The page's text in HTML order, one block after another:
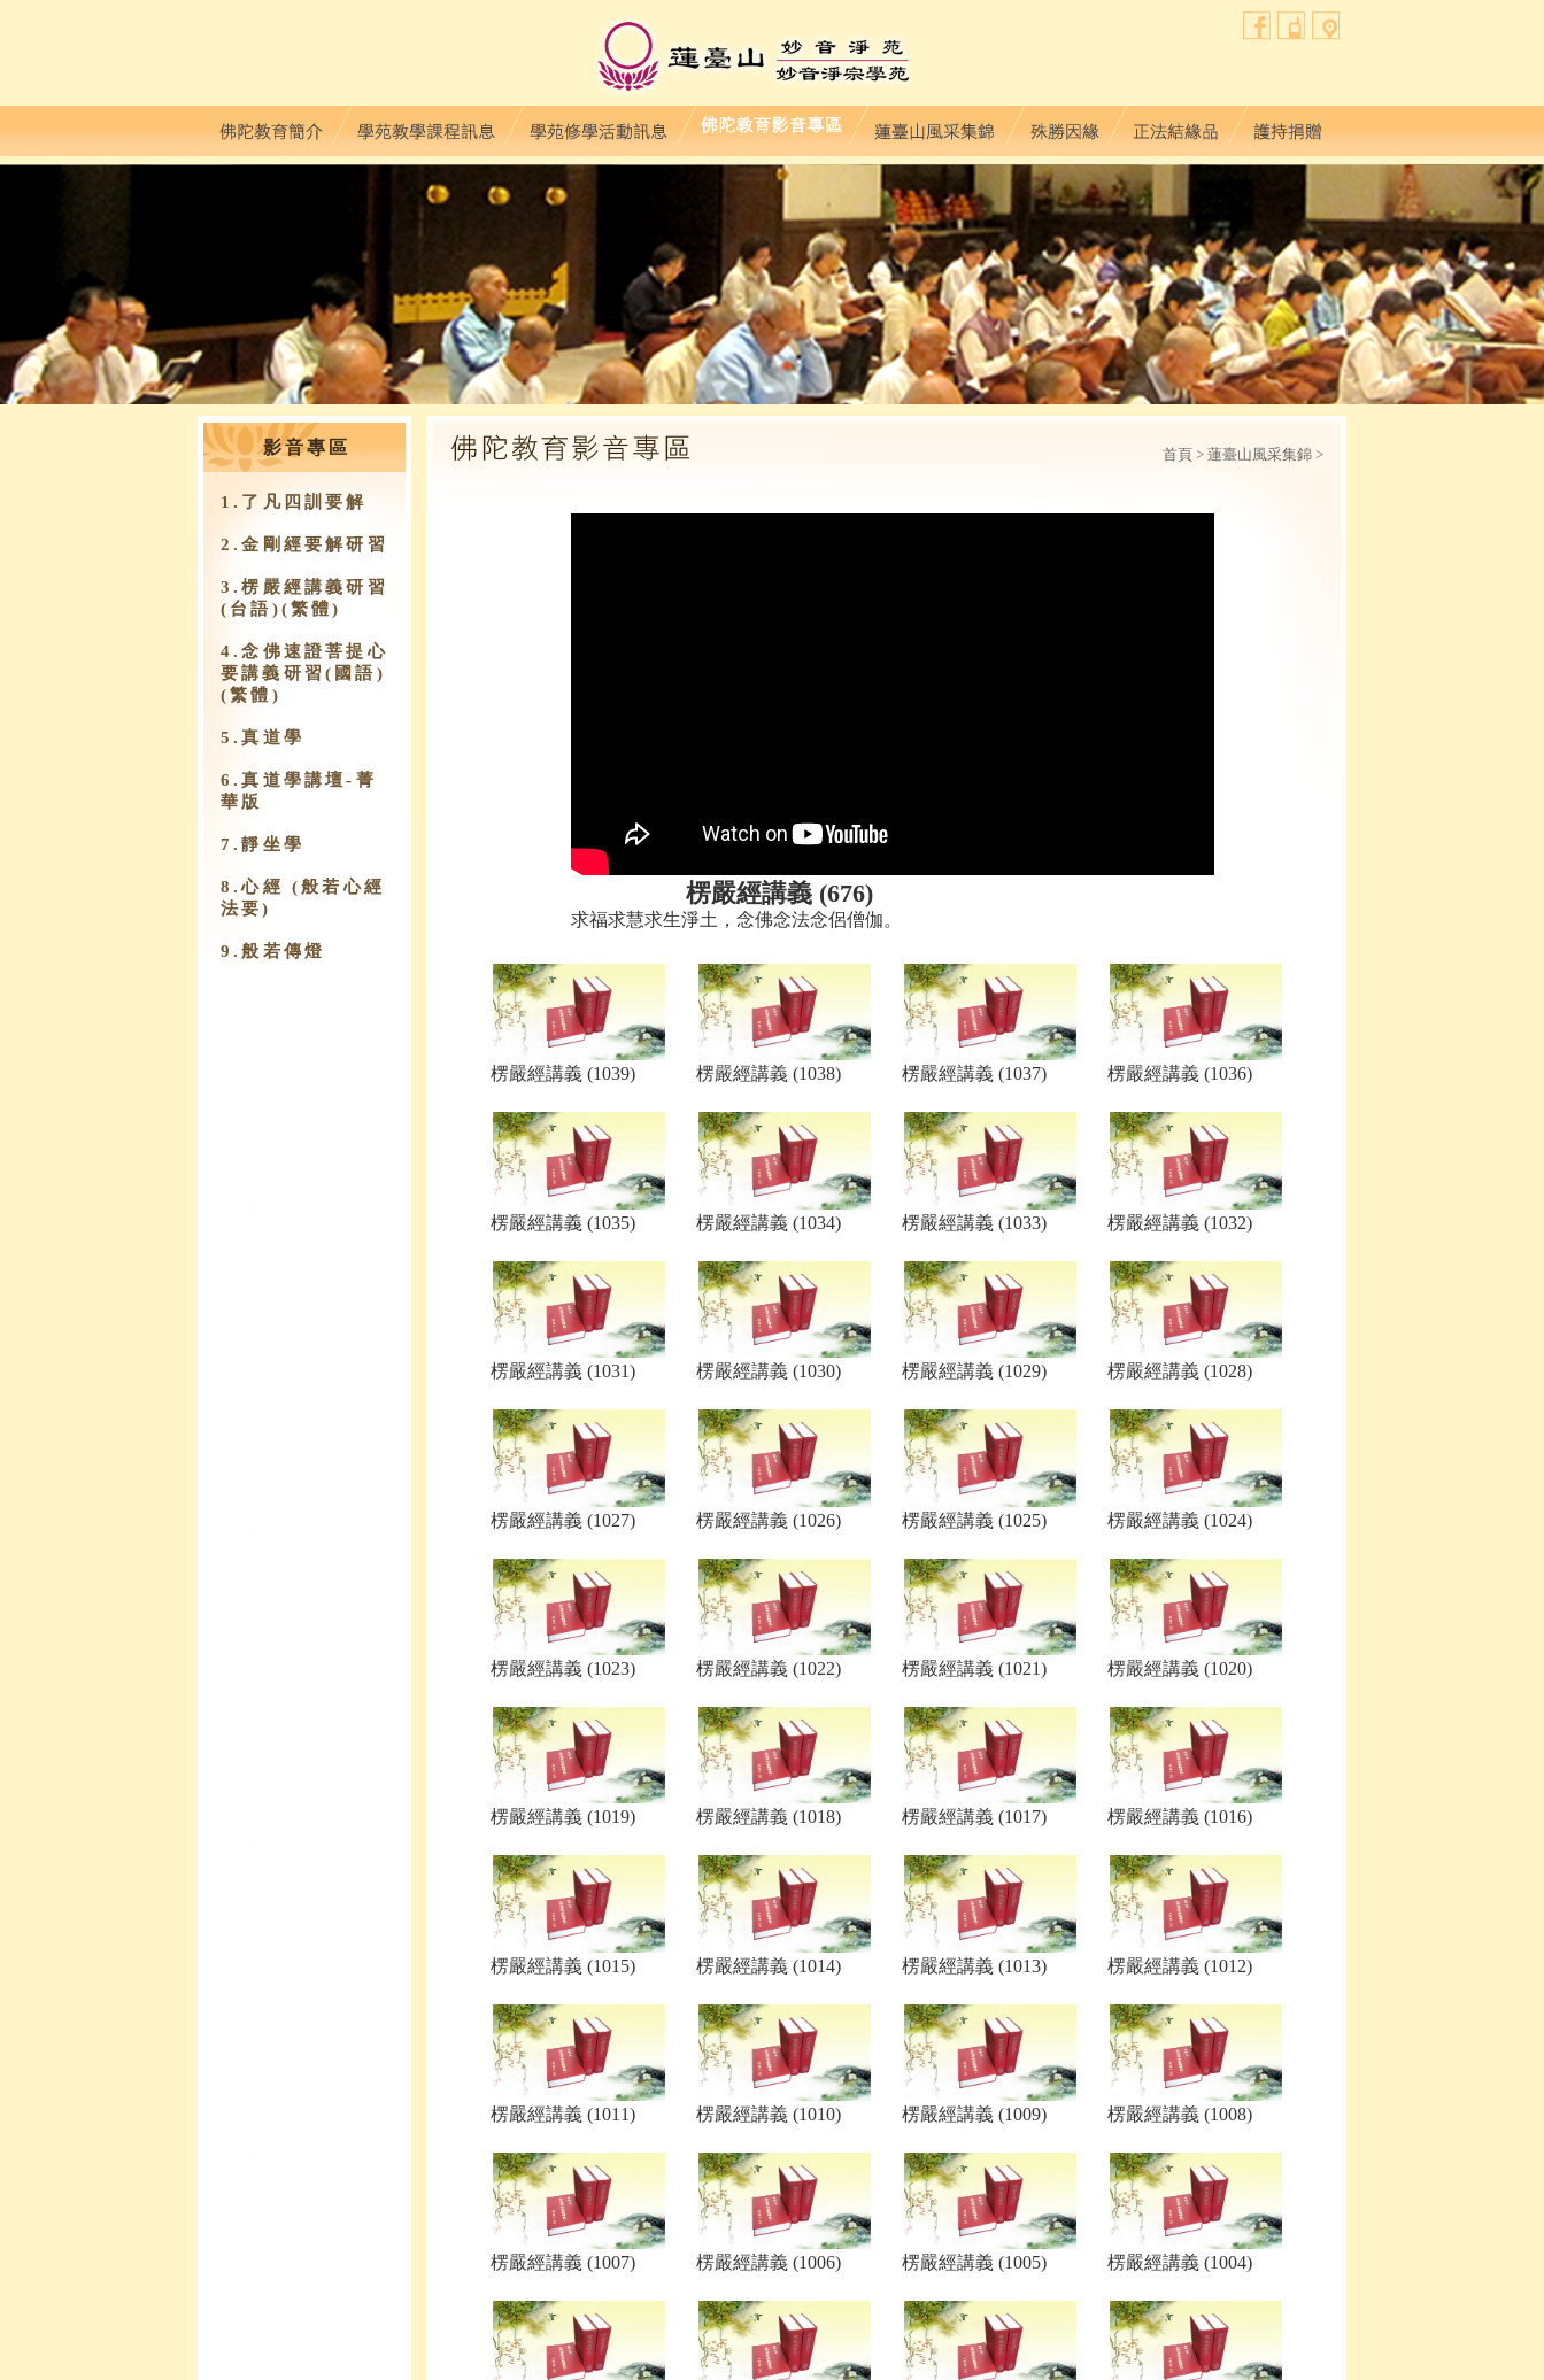
影音專區
1.了凡四訓要解
2.金剛經要解研習
3.楞嚴經講義研習
(台語)(繁體)
4.念佛速證菩提心
要講義研習(國語)
(繁體)
5.真道學
6.真道學講壇-菁
華版
7.靜坐學
8.心經 (般若心經
法要)
9.​般若傳燈
首頁 > 蓮臺山風采集錦 >
楞嚴經講義 (676)
求福求慧求生淨土，念佛念法念侶僧伽。
楞嚴經講義 (1039) 楞嚴經講義 (1038) 楞嚴經講義 (1037) 楞嚴經講義 (1036)
楞嚴經講義 (1035) 楞嚴經講義 (1034) 楞嚴經講義 (1033) 楞嚴經講義 (1032)
楞嚴經講義 (1031) 楞嚴經講義 (1030) 楞嚴經講義 (1029) 楞嚴經講義 (1028)
楞嚴經講義 (1027) 楞嚴經講義 (1026) 楞嚴經講義 (1025) 楞嚴經講義 (1024)
楞嚴經講義 (1023) 楞嚴經講義 (1022) 楞嚴經講義 (1021) 楞嚴經講義 (1020)
楞嚴經講義 (1019) 楞嚴經講義 (1018) 楞嚴經講義 (1017) 楞嚴經講義 (1016)
楞嚴經講義 (1015) 楞嚴經講義 (1014) 楞嚴經講義 (1013) 楞嚴經講義 (1012)
楞嚴經講義 (1011) 楞嚴經講義 (1010) 楞嚴經講義 (1009) 楞嚴經講義 (1008)
楞嚴經講義 (1007) 楞嚴經講義 (1006) 楞嚴經講義 (1005) 楞嚴經講義 (1004)